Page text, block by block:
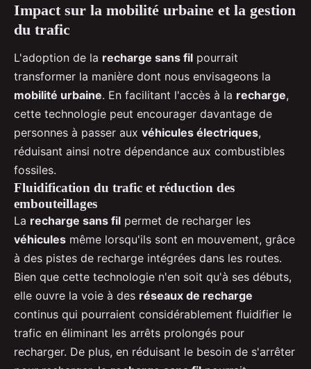
Impact sur la mobilité urbaine et la gestion
du trafic
L'adoption de la recharge sans fil pourrait
transformer la manière dont nous envisageons la
mobilité urbaine. En facilitant l'accès à la recharge,
cette technologie peut encourager davantage de
personnes à passer aux véhicules électriques,
réduisant ainsi notre dépendance aux combustibles
fossiles.
Fluidification du trafic et réduction des
embouteillages
La recharge sans fil permet de recharger les
véhicules même lorsqu'ils sont en mouvement, grâce
à des pistes de recharge intégrées dans les routes.
Bien que cette technologie n'en soit qu'à ses débuts,
elle ouvre la voie à des réseaux de recharge
continus qui pourraient considérablement fluidifier le
trafic en éliminant les arrêts prolongés pour
recharger. De plus, en réduisant le besoin de s'arrêter